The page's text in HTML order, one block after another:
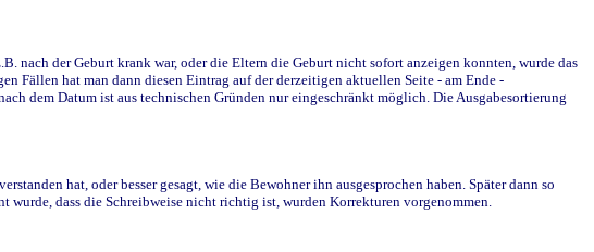
nach der Geburt krank war, oder die Eltern die Geburt nicht sofort anzeigen konnten, wurde das
Fällen hat man dann diesen Eintrag auf der derzeitigen aktuellen Seite - am Ende -
dem Datum ist aus technischen Gründen nur eingeschränkt möglich. Die Ausgabesortierung
hat, oder besser gesagt, wie die Bewohner ihn ausgesprochen haben. Später dann so
dass die Schreibweise nicht richtig ist, wurden Korrekturen vorgenommen.